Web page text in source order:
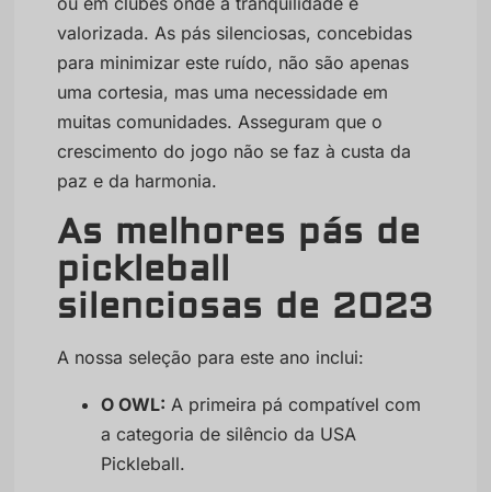
valorizada. As pás silenciosas, concebidas
para minimizar este ruído, não são apenas
uma cortesia, mas uma necessidade em
muitas comunidades. Asseguram que o
crescimento do jogo não se faz à custa da
paz e da harmonia.
As melhores pás de
pickleball
silenciosas de 2023
A nossa seleção para este ano inclui:
O OWL: A primeira pá compatível com
a categoria de silêncio da USA
Pickleball.